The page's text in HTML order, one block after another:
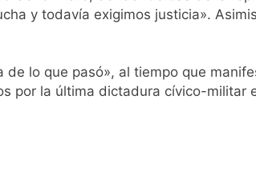
y todavía exigimos justicia».
de lo que pasó», al tiempo que
por la última dictadura cívico-militar